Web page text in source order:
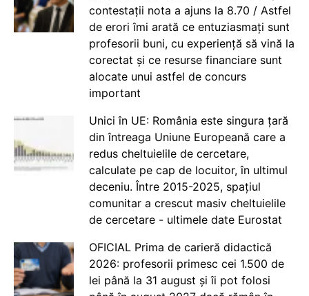
contestații nota a ajuns la 8.70 / Astfel
de erori îmi arată ce entuziasmați sunt
profesorii buni, cu experiență să vină la
corectat și ce resurse financiare sunt
alocate unui astfel de concurs
important
Unici în UE: România este singura țară
din întreaga Uniune Europeană care a
redus cheltuielile de cercetare,
calculate pe cap de locuitor, în ultimul
deceniu. Între 2015-2025, spațiul
comunitar a crescut masiv cheltuielile
de cercetare - ultimele date Eurostat
OFICIAL Prima de carieră didactică
2026: profesorii primesc cei 1.500 de
lei până la 31 august și îi pot folosi